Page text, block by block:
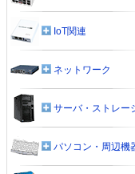
IoT関連
ネットワーク
サーバ・ストレー
パソコン・周辺機